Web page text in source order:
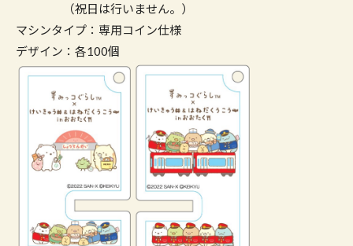
（祝日は行いません。）
マシンタイプ：専用コイン仕様
デザイン：各100個